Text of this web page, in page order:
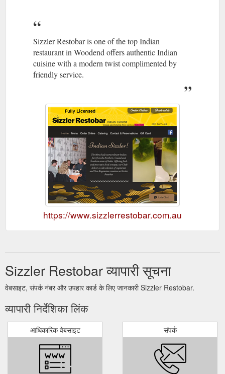
Sizzler Restobar is one of the top Indian
restaurant in Woodend offers authentic Indian
cuisine with a modern twist complimented by
friendly service.
https://www.sizzlerrestobar.com.au
Sizzler Restobar व्यापारी सूचना
वेबसाइट, संपर्क नंबर और उपहार कार्ड के लिए जानकारी Sizzler Restobar.
व्यापारी निर्देशिका लिंक
आधिकारिक वेबसाइट संपर्क